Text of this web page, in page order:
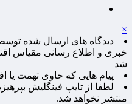
×
دیدگاه های ارسال شده
خبری و اطلاع رسانی مقیاس
شد
پیام هایی که حاوی تهمت یا
لطفا از تایپ فینگلیش
منتشر نخواهد شد.